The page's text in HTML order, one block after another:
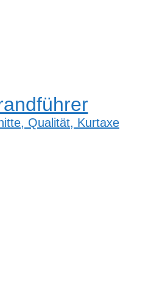
Qualität, Kurtaxe